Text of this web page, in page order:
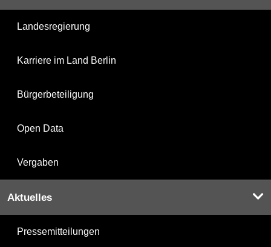
Landesregierung
Karriere im Land Berlin
Bürgerbeteiligung
Open Data
Vergaben
Aktuelles
Pressemitteilungen